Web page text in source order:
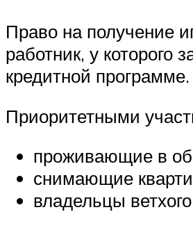
Право на получение
работник, у которого
кредитной программе.
Приоритетными
проживающие в
снимающие
владельцы